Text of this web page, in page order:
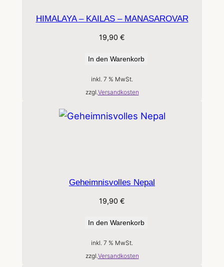
HIMALAYA – KAILAS – MANASAROVAR
19,90 €
In den Warenkorb
inkl. 7 % MwSt.
zzgl.Versandkosten
Geheimnisvolles Nepal
19,90 €
In den Warenkorb
inkl. 7 % MwSt.
zzgl.Versandkosten